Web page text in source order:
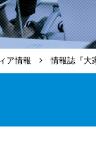
ア情報 情報誌『大